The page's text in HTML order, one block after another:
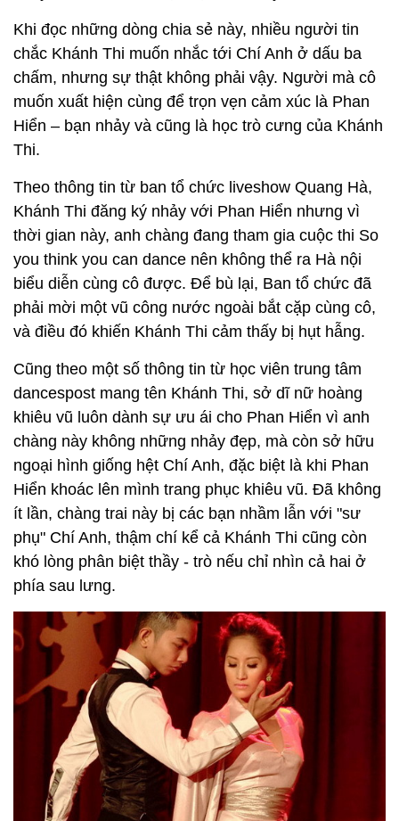
Thậm chí, tối hôm qua trước giờ bay ra Hà Nội biểu
diễn, cô còn lấp lửng: “Sáng sóm mai bay ra Hà Nội
nhảy trong liveshow của Quang Hà. Chỉ có 1 ngày ở
Hà Nội thôi. Lòng xao xuyến thế? Giá như..... Bạn
nhảy của mình là.... trọn vẹn biết mấy”.
Khi đọc những dòng chia sẻ này, nhiều người tin
chắc Khánh Thi muốn nhắc tới Chí Anh ở dấu ba
chấm, nhưng sự thật không phải vậy. Người mà cô
muốn xuất hiện cùng để trọn vẹn cảm xúc là Phan
Hiển – bạn nhảy và cũng là học trò cưng của Khánh
Thi.
Theo thông tin từ ban tổ chức liveshow Quang Hà,
Khánh Thi đăng ký nhảy với Phan Hiển nhưng vì
you think you can dance nên không thể ra Hà nội
biểu diễn cùng cô được. Để bù lại, Ban tổ chức đã
phải mời một vũ công nước ngoài bắt cặp cùng cô,
và điều đó khiến Khánh Thi cảm thấy bị hụt hẫng.
Cũng theo một số thông tin từ học viên trung tâm
dancespost mang tên Khánh Thi, sở dĩ nữ hoàng
khiêu vũ luôn dành sự ưu ái cho Phan Hiển vì anh
chàng này không những nhảy đẹp, mà còn sở hữu